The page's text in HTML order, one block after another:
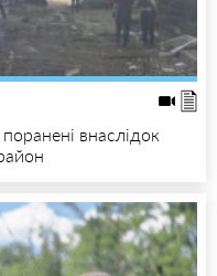
внаслідок